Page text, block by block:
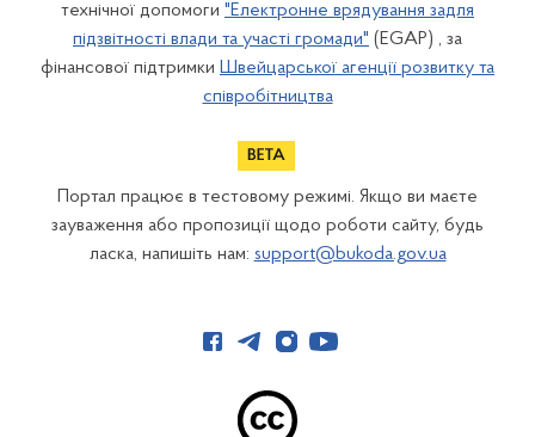
технічної допомоги "Електронне врядування задля
підзвітності влади та участі громади" (EGAP) , за
фінансової підтримки Швейцарської агенції розвитку та
співробітництва
Портал працює в тестовому режимі. Якщо ви маєте
зауваження або пропозиції щодо роботи сайту, будь
ласка, напишіть нам: support@bukoda.gov.ua